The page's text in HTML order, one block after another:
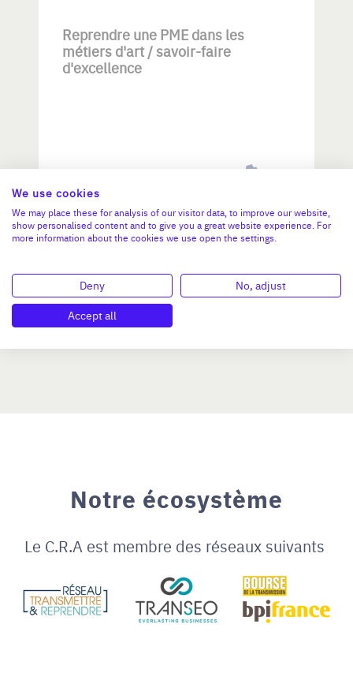
Reprendre une PME dans les
métiers d'art / savoir-faire
d'excellence
Investissement max:
>2 M€ et <= 5 M€
Notre écosystème
Le C.R.A est membre des réseaux suivants
We use cookies
We may place these for analysis of our visitor data, to improve our website,
show personalised content and to give you a great website experience. For
more information about the cookies we use open the settings.
Deny
No, adjust
Accept all